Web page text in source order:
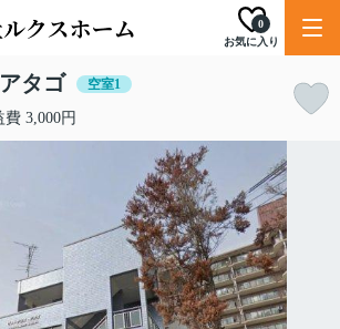
お気に入り
0
タゴ 空室1
3,000円